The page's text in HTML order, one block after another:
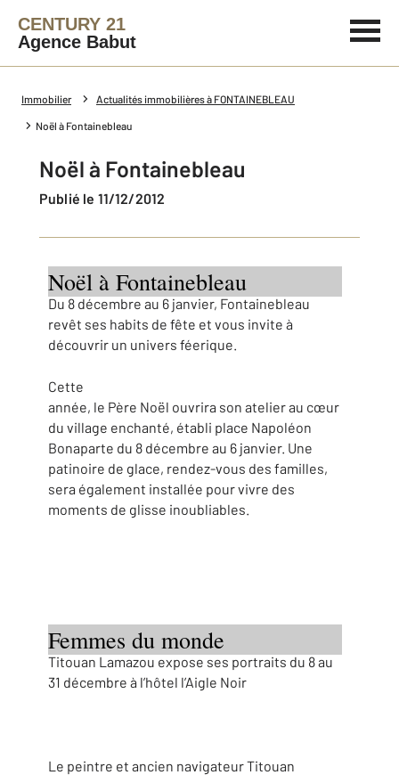
CENTURY 21
Agence Babut
Immobilier Actualités immobilières à FONTAINEBLEAU
Noël à Fontainebleau
Noël à Fontainebleau
Publié le 11/12/2012
Noël à Fontainebleau
Du 8 décembre au 6 janvier, Fontainebleau
revêt ses habits de fête et vous invite à
découvrir un univers féerique.
Cette
année, le Père Noël ouvrira son atelier au cœur
du village enchanté, établi place Napoléon
Bonaparte du 8 décembre au 6 janvier. Une
patinoire de glace, rendez-vous des familles,
sera également installée pour vivre des
moments de glisse inoubliables.
Femmes du monde
Titouan Lamazou expose ses portraits du 8 au
31 décembre à l’hôtel l’Aigle Noir
Le peintre et ancien navigateur Titouan